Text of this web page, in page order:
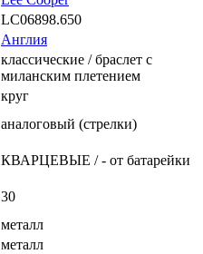
LC06898.650
Англия
классические / браслет с
миланским плетением
круг
аналоговый (стрелки)
КВАРЦЕВЫЕ / - от батарейки
30
металл
металл